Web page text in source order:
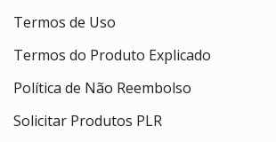
Termos de Uso
Termos do Produto Explicado
Política de Não Reembolso
Solicitar Produtos PLR